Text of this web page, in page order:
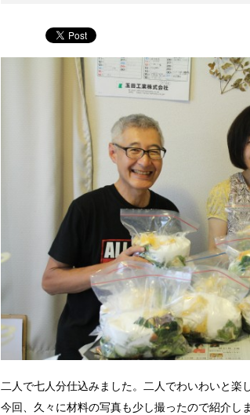
二人で七人分仕込みました。二人でわいわいと楽
今回、久々に材料の写真も少し撮ったので紹介しま